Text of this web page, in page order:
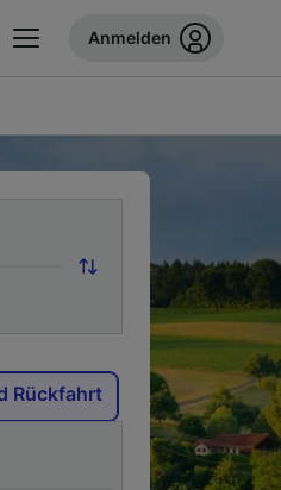
Anmelden
Rückfahrt